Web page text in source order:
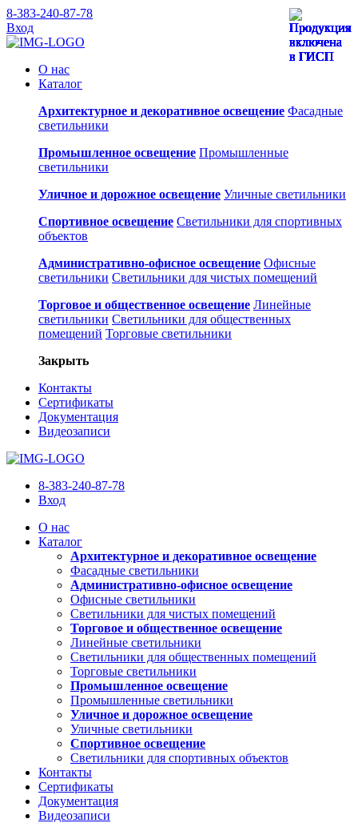
8-383-240-87-78
Вход
О нас
Каталог
Архитектурное и декоративное освещение Фасадные
светильники
Промышленное освещение Промышленные
светильники
Уличное и дорожное освещение Уличные светильники
Спортивное освещение Светильники для спортивных
объектов
Административно-офисное освещение Офисные
светильники Светильники для чистых помещений
Торговое и общественное освещение Линейные
светильники Светильники для общественных
помещений Торговые светильники
Закрыть
Контакты
Сертификаты
Документация
Видеозаписи
8-383-240-87-78
Вход
О нас
Каталог
Архитектурное и декоративное освещение
Фасадные светильники
Административно-офисное освещение
Офисные светильники
Светильники для чистых помещений
Торговое и общественное освещение
Линейные светильники
Светильники для общественных помещений
Торговые светильники
Промышленное освещение
Промышленные светильники
Уличное и дорожное освещение
Уличные светильники
Спортивное освещение
Светильники для спортивных объектов
Контакты
Сертификаты
Документация
Видеозаписи